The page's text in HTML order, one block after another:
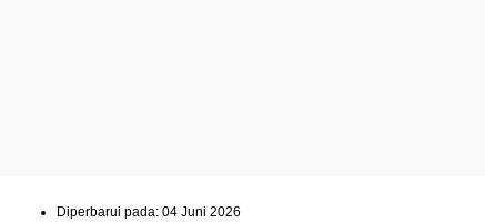
Diperbarui pada: 04 Juni 2026